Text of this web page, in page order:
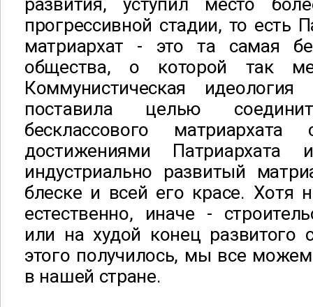
развития, уступил место
прогрессивной стадии, то есть
матриархат - это та самая
общества, о которой так
Коммунистическая
поставила целью
бесклассового
достижениями
индустриально развитый
блеске и всей его красе. Хотя
естественно, иначе -
или на худой конец развитого
этого получилось, мы все
в нашей стране.